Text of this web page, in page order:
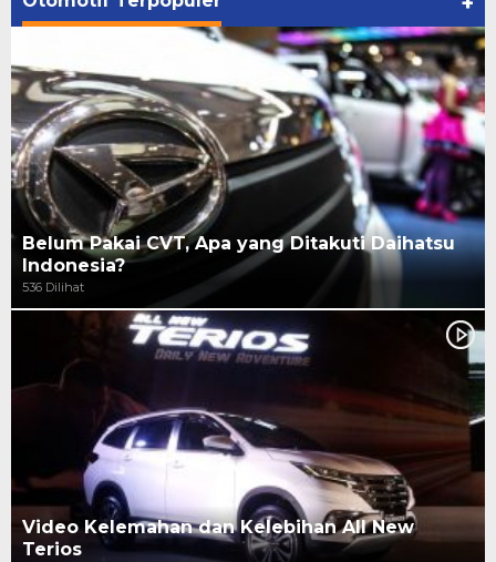
Belum Pakai CVT, Apa yang Ditakuti Daihatsu
Indonesia?
536 Dilihat
Video Kelemahan dan Kelebihan All New
Terios